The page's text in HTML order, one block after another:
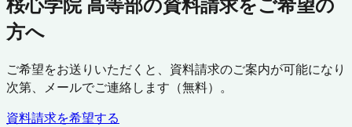
方へ
ご希望をお送りいただくと、資料請求のご案内が可能になり
次第、メールでご連絡します（無料）。
資料請求を希望する